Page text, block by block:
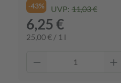
-43% UVP: 11,03 €
6,25 €
25,00 € / 1 l